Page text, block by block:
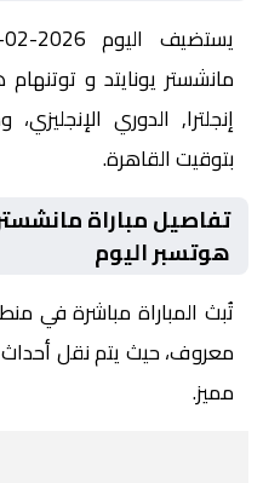
مانشستر يونايتد و
بتوقيت القاهرة.
تفاصيل مباراة
هوتسبر اليوم
تُبث المباراة مباشرة في
معروف، حيث يتم نقل
مميز.